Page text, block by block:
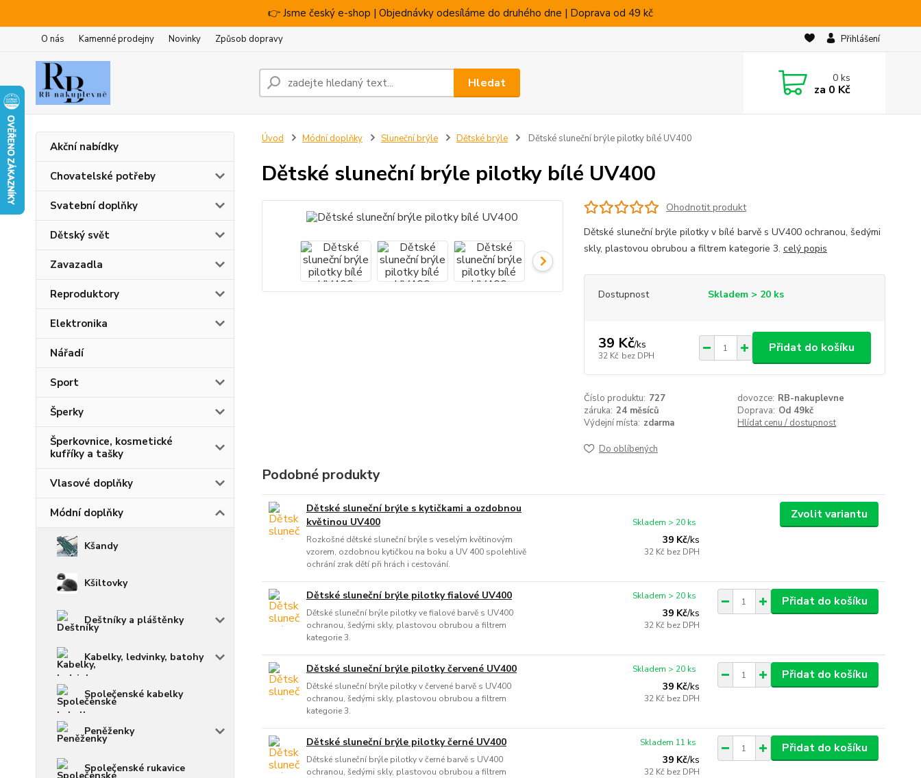
👉 Jsme český e-shop | Objednávky odesíláme do druhého dne | Doprava od 49 kč
O nás Kamenné prodejny Novinky Způsob dopravy Přihlášení
Hledat 0ks
za 0 Kč
Akční nabídky
Chovatelské potřeby
Svatební doplňky
Dětský svět
Zavazadla
Reproduktory
Elektronika
Nářadí
Sport
Šperky
Šperkovnice, kosmetické
kufříky a tašky
Vlasové doplňky
Módní doplňky
Kšandy
Kšiltovky
Deštníky a pláštěnky
Kabelky, ledvinky, batohy
Společenské kabelky
Peněženky
Společenské rukavice
Úvod Módní doplňky Sluneční brýle Dětské brýle Dětské sluneční brýle pilotky bílé UV400
Dětské sluneční brýle pilotky bílé UV400
Ohodnotit produkt
Dětské sluneční brýle pilotky v bílé barvě s UV400 ochranou, šedými
skly, plastovou obrubou a filtrem kategorie 3. celý popis
Dostupnost Skladem > 20 ks
39 Kč/ks
32 Kč bez DPH
Přidat do košíku
Číslo produktu: 727 dovozce: RB-nakuplevne
záruka: 24 měsíců Doprava: Od 49kč
Výdejní místa: zdarma Hlídat cenu / dostupnost
Do oblíbených
Podobné produkty
Dětské sluneční brýle s kytičkami a ozdobnou
květinou UV400
Rozkošné dětské sluneční brýle s veselým květinovým
vzorem, ozdobnou kytičkou na boku a UV 400 spolehlivě
ochrání zrak dětí při hrách i cestování.
39 Kč/ks
32 Kč bez DPH
Skladem > 20 ks
Zvolit variantu
Dětské sluneční brýle pilotky fialové UV400
Dětské sluneční brýle pilotky ve fialové barvě s UV400
ochranou, šedými skly, plastovou obrubou a filtrem
kategorie 3.
39 Kč/ks
32 Kč bez DPH
Skladem > 20 ks Přidat do košíku
Dětské sluneční brýle pilotky červené UV400
Dětské sluneční brýle pilotky v červené barvě s UV400
ochranou, šedými skly, plastovou obrubou a filtrem
kategorie 3.
39 Kč/ks
32 Kč bez DPH
Skladem > 20 ks Přidat do košíku
Dětské sluneční brýle pilotky černé UV400
Dětské sluneční brýle pilotky v černé barvě s UV400
ochranou, šedými skly, plastovou obrubou a filtrem
39 Kč/ks
32 Kč bez DPH
Skladem 11 ks Přidat do košíku